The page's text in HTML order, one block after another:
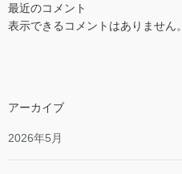
最近のコメント
表示できるコメントはありません。
アーカイブ
2026年5月